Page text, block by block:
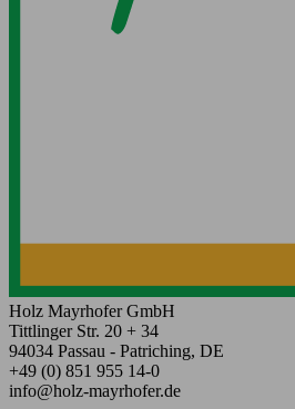
Holz Mayrhofer GmbH
Tittlinger Str. 20 + 34
94034 Passau - Patriching, DE
+49 (0) 851 955 14-0
info@holz-mayrhofer.de